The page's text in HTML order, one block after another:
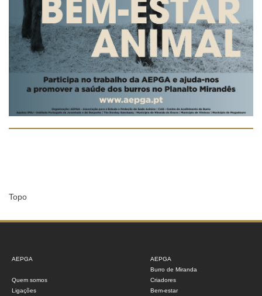
Topo
AEPGA
Quem somos
Ligações
AEPGA
Burro de Miranda
Criadores
Bem-estar